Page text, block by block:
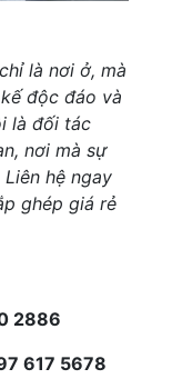
là nơi ở, mà
độc đáo và
là đối tác
nơi mà sự
hệ ngay
ghép giá rẻ
2886
617 5678